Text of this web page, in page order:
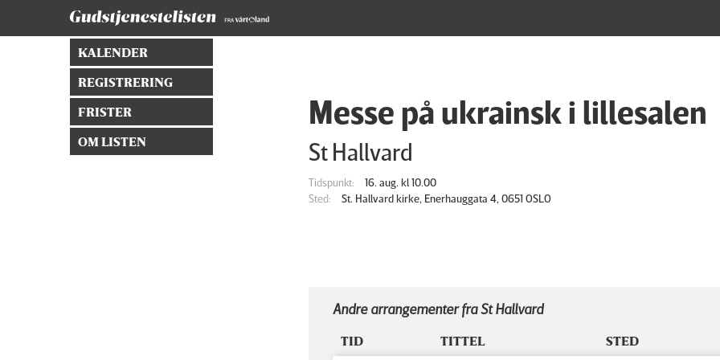
KALENDER
REGISTRERING
FRISTER
OM LISTEN
Messe på ukrainsk i lillesalen
St Hallvard
Tidspunkt:
16. aug. kl 10.00
Sted:
St. Hallvard kirke, Enerhauggata 4, 0651 OSLO
Andre arrangementer fra St Hallvard
TID TITTEL STED